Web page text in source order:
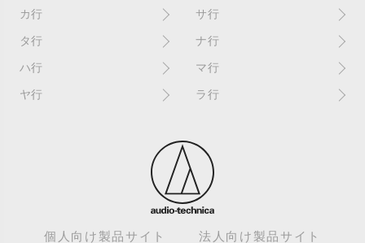
10インチ
4チャンネル
RPM(33,45)
赤盤
アセテート盤
EPアダプター
インシュレーター
インナースリーブ
ウォーターダメージ
内袋
ン）
カ行
書き込み
歌詞記載ジャケット
ガチャ盤
カンパニースリーブ
サ行
サイン
CDJ
シールド盤
シュリンク残存
白盤
針圧
スクラッチ
スタビライザー
スチレン盤
タ行
ターンテーブル
ダイナフレックス
Discogs（ディスコグス）
ナ行
2枚使い
ン）
ハ行
ハウリング
パンチホール
マ行
マスターテンポ
マトリックス番号
未開封
ミキサー
耳
M / NM（レコードコンディ
ヤ行 ラ行
リイシュー / 再発
リミックス
ループ
ループ溝/ロックド・グルーヴ/
ループ集
レーベルダメージ
個人向け製品サイト 法人向け製品サイト